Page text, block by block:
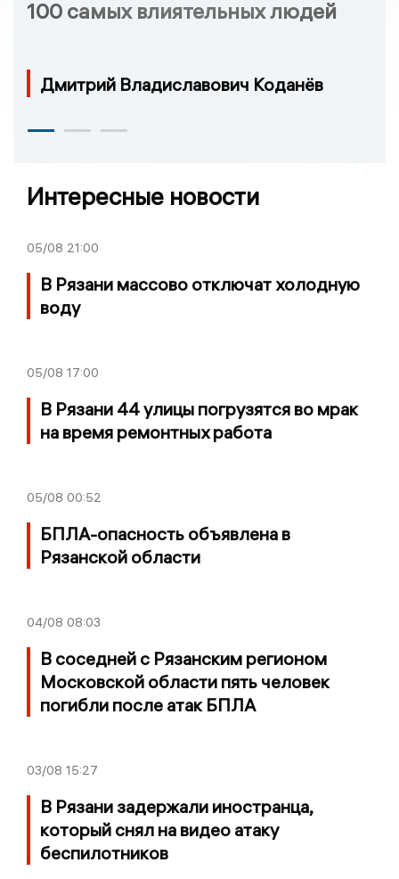
100 самых влиятельных людей
Дмитрий Владиславович Коданёв
Интересные новости
05/08 21:00
В Рязани массово отключат холодную
воду
05/08 17:00
В Рязани 44 улицы погрузятся во мрак
на время ремонтных работа
05/08 00:52
БПЛА-опасность объявлена в
Рязанской области
04/08 08:03
В соседней с Рязанским регионом
Московской области пять человек
погибли после атак БПЛА
03/08 15:27
В Рязани задержали иностранца,
который снял на видео атаку
беспилотников